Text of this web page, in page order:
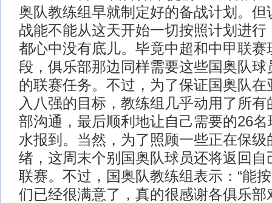
奥队教练组早就制定好的备战计划。但
战能不能从这天开始一切按照计划进行
都心中没有底儿。毕竟中超和中甲联赛
段，俱乐部那边同样需要这些国奥队球
的联赛任务。不过，为了保证国奥队在
入八强的目标，教练组几乎动用了所
部沟通，最后顺利地让自己需要的26
水报到。当然，为了照顾一些正在保级
绪，这周末个别国奥队球员还将返回自
联赛。不过，国奥队教练组表示：“能
们已经很满意了，真的很感谢各俱乐部